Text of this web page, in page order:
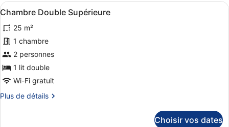
de
Chambre
Double
Standard
Afficher
toutes
les
photos
pour
ce
type
chambre :
Une chambre d’hôtel moderne
16
Chambre Double Supérieure
25 m²
1 chambre
2 personnes
1 lit double
Wi-Fi gratuit
Plus de détails
Plus
Choisir vos dates